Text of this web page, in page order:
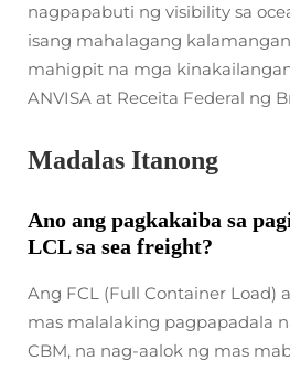
nagpapabuti ng visibility sa
isang mahalagang
mahigpit na mga
ANVISA at Receita Federal ng
Madalas Itanong
Ano ang pagkakaiba sa
LCL sa sea freight?
Ang FCL (Full Container Load)
mas malalaking pagpapadala
CBM, na nag-aalok ng mas